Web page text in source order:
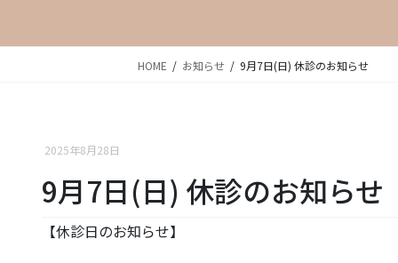
HOME お知らせ 9月7日(日) 休診のお知らせ
2025年8月28日
9月7日(日) 休診のお知らせ
【休診日のお知らせ】